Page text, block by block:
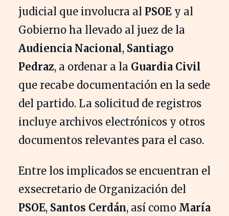
judicial que involucra al PSOE y al
Gobierno ha llevado al juez de la
Audiencia Nacional, Santiago
Pedraz, a ordenar a la Guardia Civil
que recabe documentación en la sede
del partido. La solicitud de registros
incluye archivos electrónicos y otros
documentos relevantes para el caso.
Entre los implicados se encuentran el
exsecretario de Organización del
PSOE, Santos Cerdán, así como María